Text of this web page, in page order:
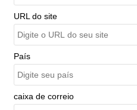
URL do site
País
caixa de correio